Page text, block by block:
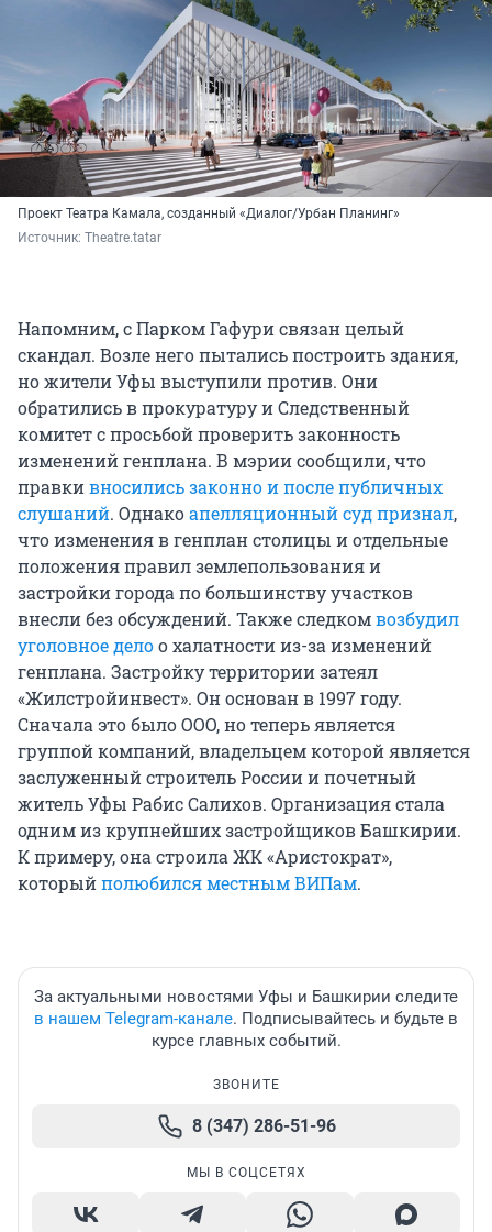
Проект Театра Камала, созданный «Диалог/Урбан Планинг»
Источник: Theatre.tatar
Напомним, с Парком Гафури связан целый
скандал. Возле него пытались построить здания,
но жители Уфы выступили против. Они
обратились в прокуратуру и Следственный
комитет с просьбой проверить законность
изменений генплана. В мэрии сообщили, что
правкивносились законно и после публичных
слушаний. Однакоапелляционный суд признал,
что изменения в генплан столицы и отдельные
положения правил землепользования и
застройки города по большинству участков
внесли без обсуждений. Также следкомвозбудил
уголовное делоо халатности из-за изменений
генплана. Застройку территории затеял
«Жилстройинвест». Он основан в 1997 году.
Сначала это было ООО, но теперь является
группой компаний, владельцем которой является
заслуженный строитель России и почетный
житель Уфы Рабис Салихов. Организация стала
одним из крупнейших застройщиков Башкирии.
К примеру, она строила ЖК «Аристократ»,
которыйполюбился местным ВИПам.
За актуальными новостями Уфы и Башкирии следите
в нашем Telegram-канале. Подписывайтесь и будьте в
курсе главных событий.
ЗВОНИТЕ
8 (347) 286-51-96
МЫ В СОЦСЕТЯХ